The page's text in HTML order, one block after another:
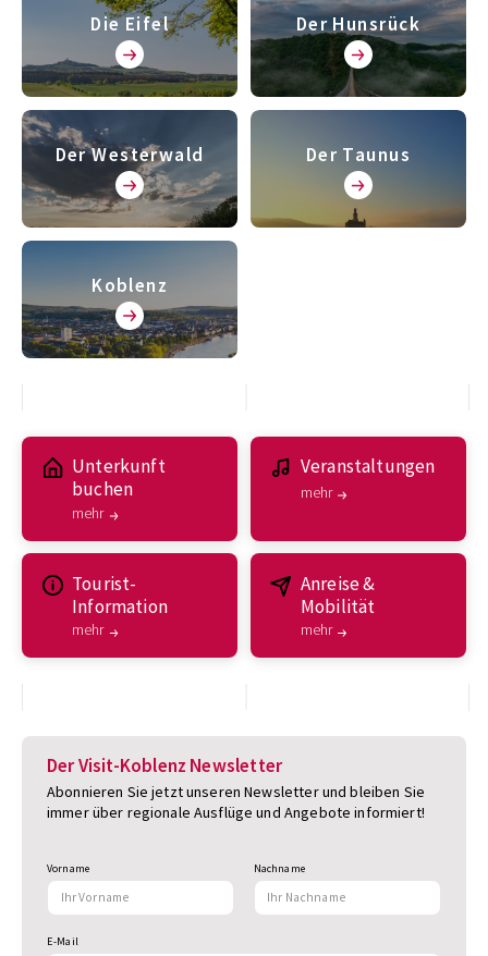
Die Eifel Der Hunsrück
Der Westerwald Der Taunus
Koblenz
Unterkunft
buchen
mehr
Veranstaltungen
mehr
Tourist-
Information
mehr
Anreise &
Mobilität
mehr
Der Visit-Koblenz Newsletter
Abonnieren Sie jetzt unseren Newsletter und bleiben Sie
immer über regionale Ausflüge und Angebote informiert!
Vorname Nachname
E-Mail